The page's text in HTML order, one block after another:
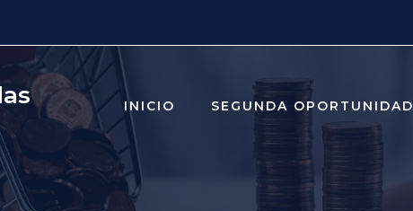
INICIO SEGUNDA OPORTUNIDAD